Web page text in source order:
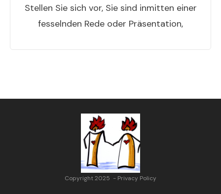
Stellen Sie sich vor, Sie sind inmitten einer
fesselnden Rede oder Präsentation,
Copyright 2025 - Privacy Policy